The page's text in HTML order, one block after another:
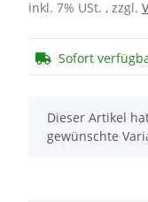
inkl. 7% USt. , zzgl.
Sofort
x
Dieser Artikel
gewünschte